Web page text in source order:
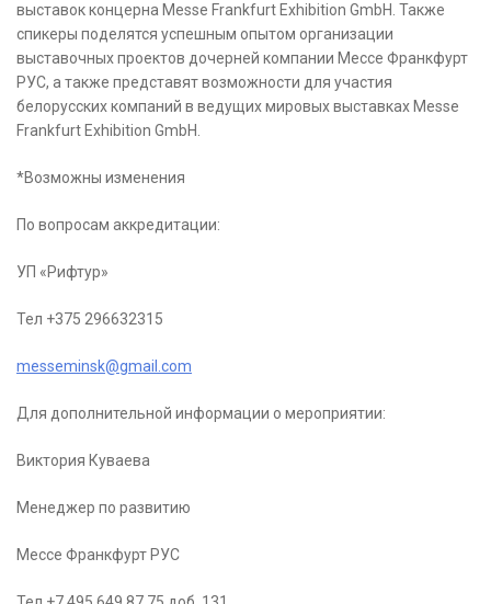
выставок концерна Messe Frankfurt Exhibition GmbH. Также
спикеры поделятся успешным опытом организации
выставочных проектов дочерней компании Мессе Франкфурт
РУС, а также представят возможности для участия
белорусских компаний в ведущих мировых выставках Messe
Frankfurt Exhibition GmbH.
*Возможны изменения
По вопросам аккредитации:
УП «Рифтур»
Тел +375 296632315
messeminsk@gmail.com
Для дополнительной информации о мероприятии:
Виктория Куваева
Менеджер по развитию
Мессе Франкфурт РУС